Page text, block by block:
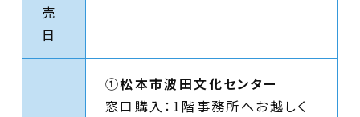
売
日
①松本市波田文化センター
窓口購入：1階事務所へお越しく